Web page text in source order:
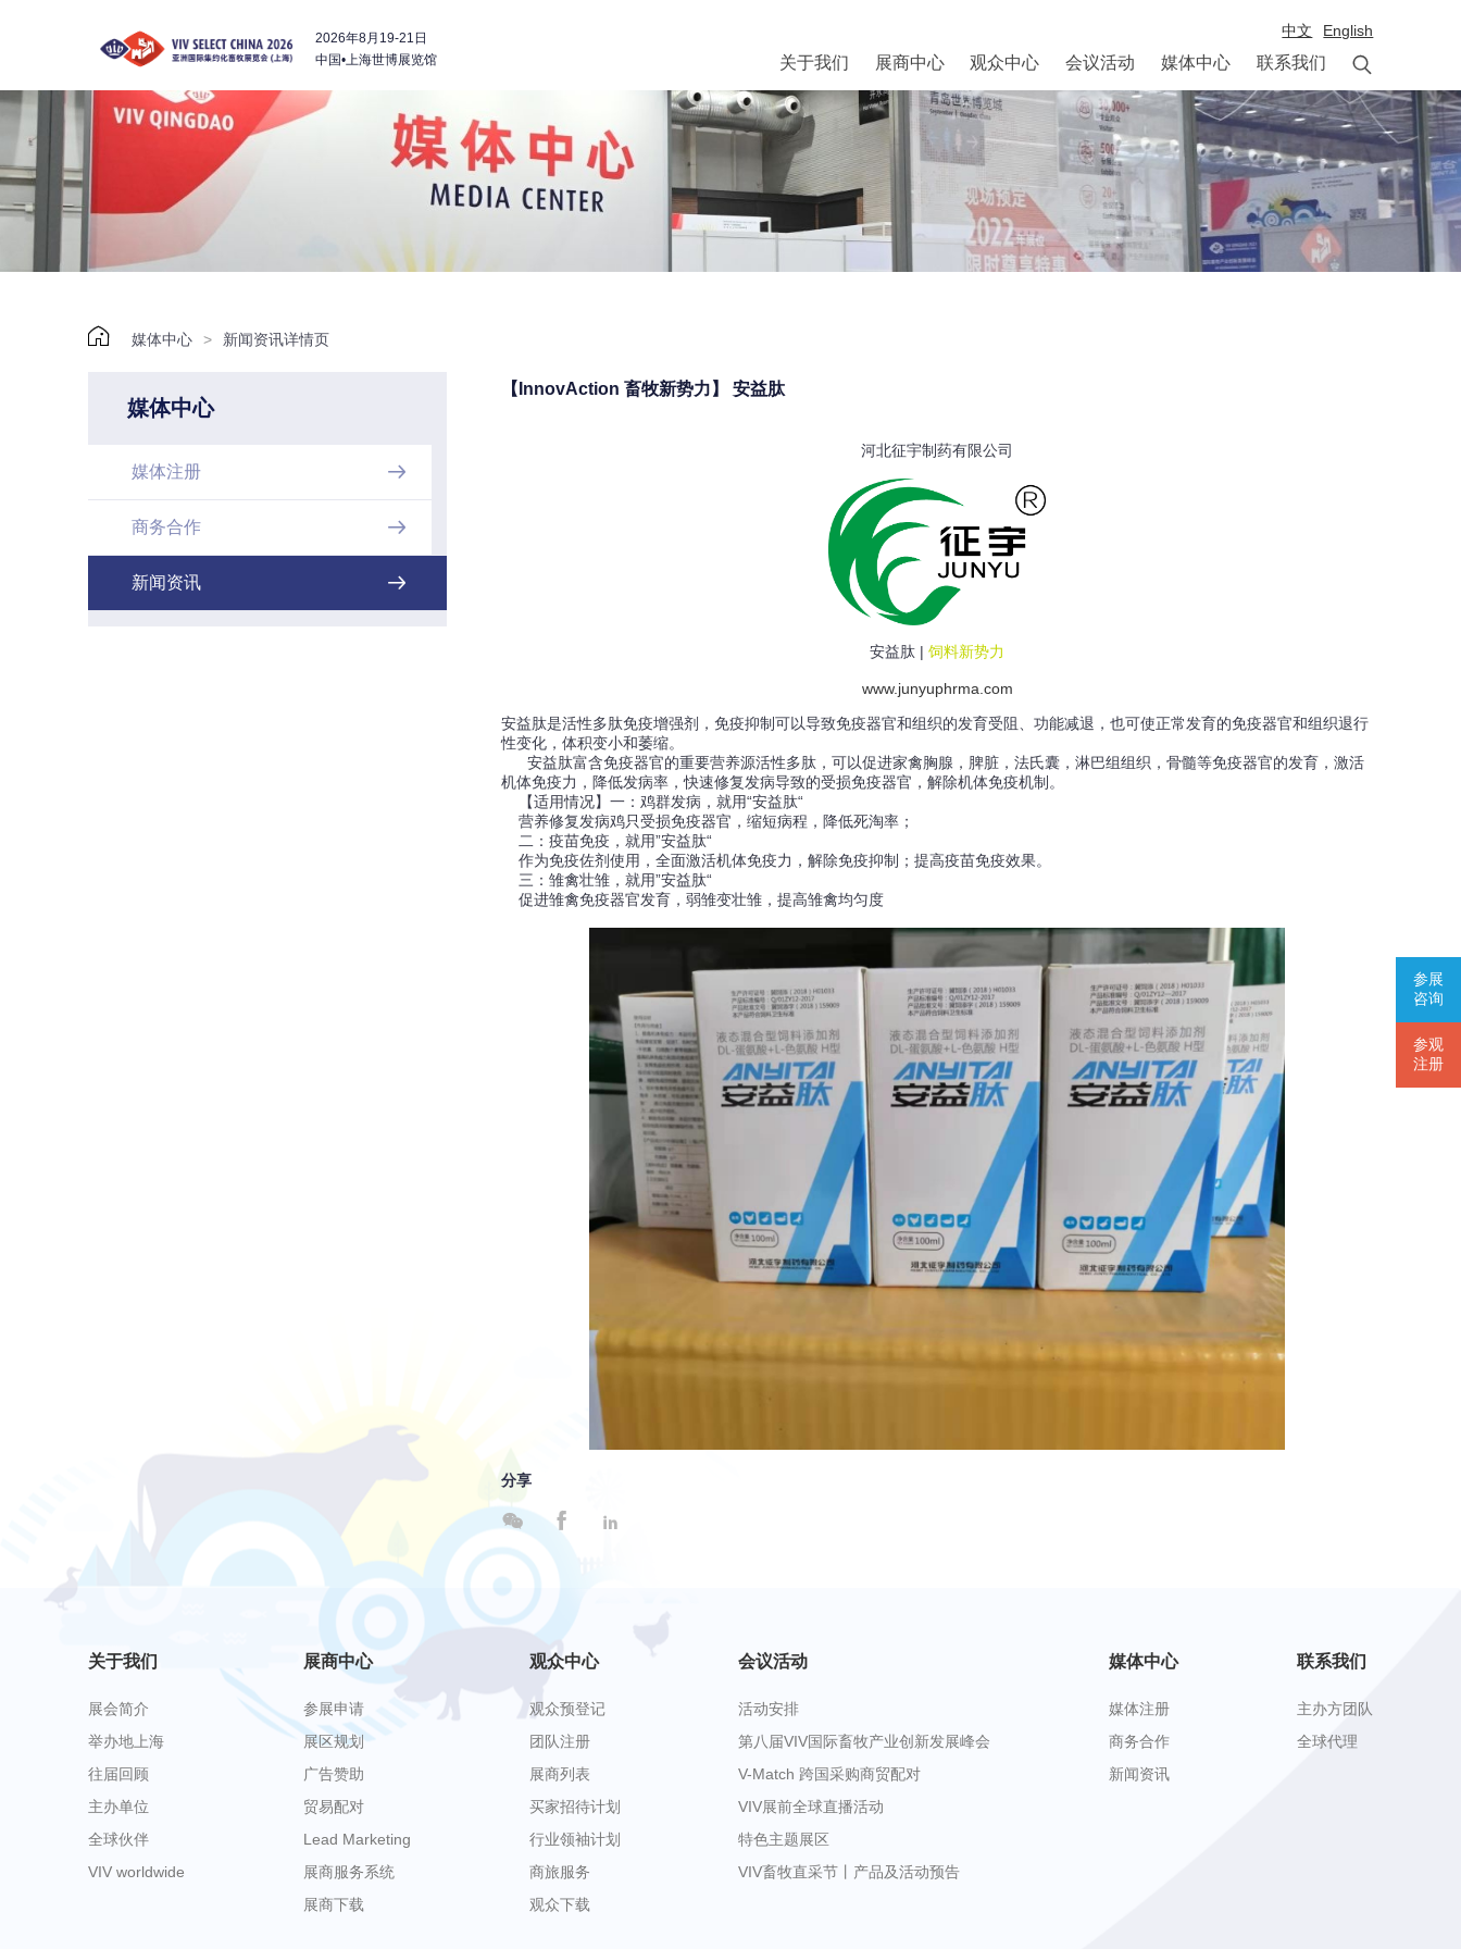
2026年8月19-21日
中国•上海世博展览馆
中文 English
关于我们 展商中心 观众中心 会议活动 媒体中心 联系我们 
参展
咨询
参观
注册
 媒体中心 > 新闻资讯详情页
媒体中心
媒体注册 
商务合作 
新闻资讯 
【InnovAction 畜牧新势力】 安益肽
河北征宇制药有限公司
安益肽 | 饲料新势力
www.junyuphrma.com
安益肽是活性多肽免疫增强剂，免疫抑制可以导致免疫器官和组织的发育受阻、功能减退，也可使正常发育的免疫器官和组织退行
性变化，体积变小和萎缩。
安益肽富含免疫器官的重要营养源活性多肽，可以促进家禽胸腺，脾脏，法氏囊，淋巴组组织，骨髓等免疫器官的发育，激活
机体免疫力，降低发病率，快速修复发病导致的受损免疫器官，解除机体免疫机制。
【适用情况】一：鸡群发病，就用“安益肽“
营养修复发病鸡只受损免疫器官，缩短病程，降低死淘率；
二：疫苗免疫，就用”安益肽“
作为免疫佐剂使用，全面激活机体免疫力，解除免疫抑制；提高疫苗免疫效果。
三：雏禽壮雏，就用”安益肽“
促进雏禽免疫器官发育，弱雏变壮雏，提高雏禽均匀度
分享
  
关于我们
展会简介
举办地上海
往届回顾
主办单位
全球伙伴
VIV worldwide
展商中心
参展申请
展区规划
广告赞助
贸易配对
Lead Marketing
展商服务系统
展商下载
观众中心
观众预登记
团队注册
展商列表
买家招待计划
行业领袖计划
商旅服务
观众下载
会议活动
活动安排
第八届VIV国际畜牧产业创新发展峰会
V-Match 跨国采购商贸配对
VIV展前全球直播活动
特色主题展区
VIV畜牧直采节丨产品及活动预告
媒体中心
媒体注册
商务合作
新闻资讯
联系我们
主办方团队
全球代理